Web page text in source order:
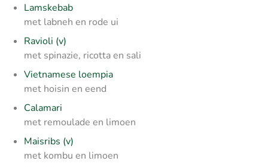
Lamskebab
met labneh en rode ui
Ravioli (v)
met spinazie, ricotta en sali
Vietnamese loempia
met hoisin en eend
Calamari
met remoulade en limoen
Maisribs (v)
met kombu en limoen